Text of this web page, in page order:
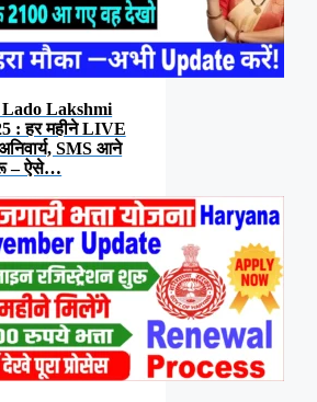
Lakshmi
: हर महीने LIVE
SMS आने
– ऐसे…